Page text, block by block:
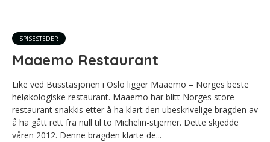
SPISESTEDER
Maaemo Restaurant
Like ved Busstasjonen i Oslo ligger Maaemo – Norges beste
heløkologiske restaurant. Maaemo har blitt Norges store
restaurant snakkis etter å ha klart den ubeskrivelige bragden av
å ha gått rett fra null til to Michelin-stjerner. Dette skjedde
våren 2012. Denne bragden klarte de...